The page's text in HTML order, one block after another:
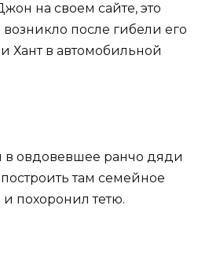
на своем сайте, это
после гибели его
Хант в автомобильной
в овдовевшее ранчо дяди
построить там семейное
похоронил тетю.